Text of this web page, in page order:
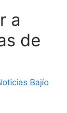
a
de
Bajío